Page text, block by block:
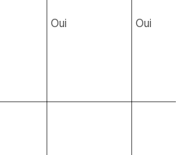
Oui Oui